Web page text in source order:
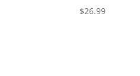
$26.99